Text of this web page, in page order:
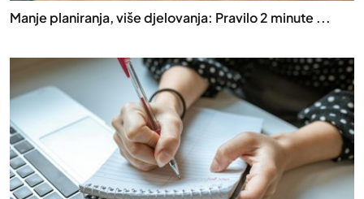
Manje planiranja, više djelovanja: Pravilo 2 minute ...